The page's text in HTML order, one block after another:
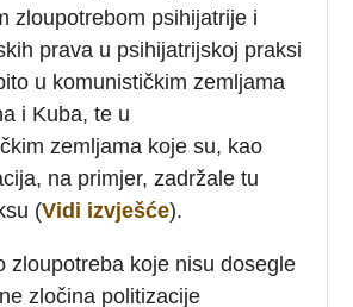
zloupotrebom psihijatrije i
prava u psihijatrijskoj praksi
u komunističkim zemljama
i Kuba, te u
zemljama koje su, kao
na primjer, zadržale tu
(Vidi izvješće).
zloupotreba koje nisu dosegle
zločina politizacije